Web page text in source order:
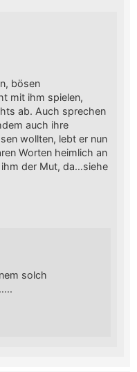
bösen
mit ihm spielen,
ab. Auch sprechen
auch ihre
wollten, lebt er nun
Worten heimlich an
der Mut, da…siehe
solch